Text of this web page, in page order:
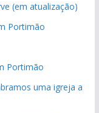
(em atualização)
Portimão
Portimão
uma igreja a